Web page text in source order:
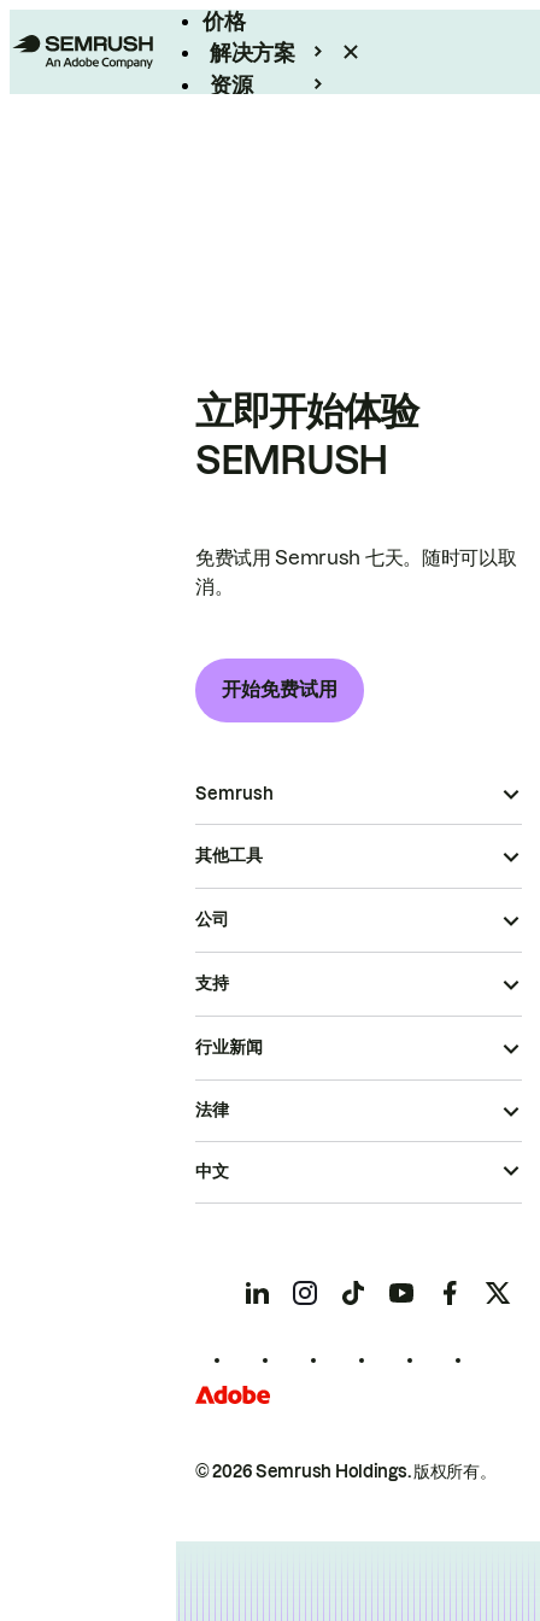
价格
解决方案
资源
立即开始体验
SEMRUSH
免费试用 Semrush 七天。随时可以取
消。
开始免费试用
Semrush
其他工具
公司
支持
行业新闻
© 2026 Semrush Holdings.版权所有。
法律
中文